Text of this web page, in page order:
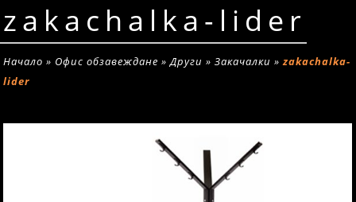
zakachalka-lider
Начало » Офис обзавеждане »Други »Закачалки »zakachalka-
lider